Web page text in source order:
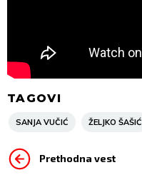
TAGOVI
SANJA VUČIĆ ŽELJKO ŠAŠIĆ
Prethodna vest